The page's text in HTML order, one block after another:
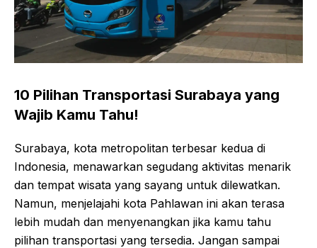
10 Pilihan Transportasi Surabaya yang
Wajib Kamu Tahu!
Surabaya, kota metropolitan terbesar kedua di
Indonesia, menawarkan segudang aktivitas menarik
dan tempat wisata yang sayang untuk dilewatkan.
Namun, menjelajahi kota Pahlawan ini akan terasa
lebih mudah dan menyenangkan jika kamu tahu
pilihan transportasi yang tersedia. Jangan sampai